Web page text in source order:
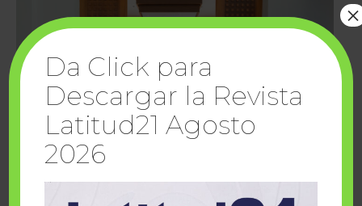
Da Click para
Descargar la Revista
Latitud21 Agosto
2026
×